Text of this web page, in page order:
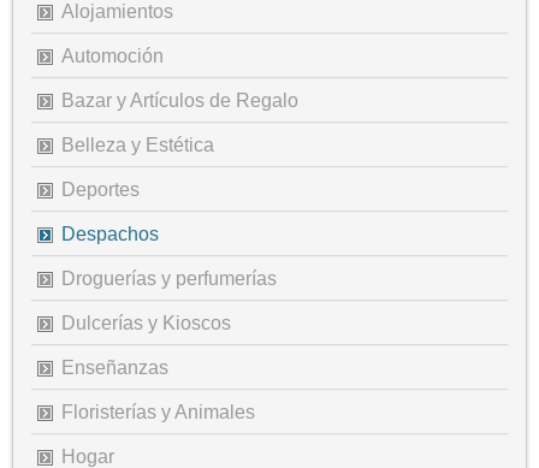
Alojamientos
Automoción
Bazar y Artículos de Regalo
Belleza y Estética
Deportes
Despachos
Droguerías y perfumerías
Dulcerías y Kioscos
Enseñanzas
Floristerías y Animales
Hogar